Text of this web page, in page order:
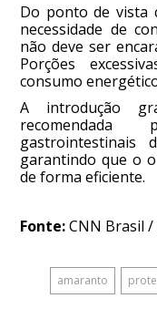
Do ponto de vista
necessidade de
não deve ser
Porções
consumo
A introdução
gastrointestinais
garantindo que o
de forma eficiente.
Fonte:CNN Brasil
amaranto